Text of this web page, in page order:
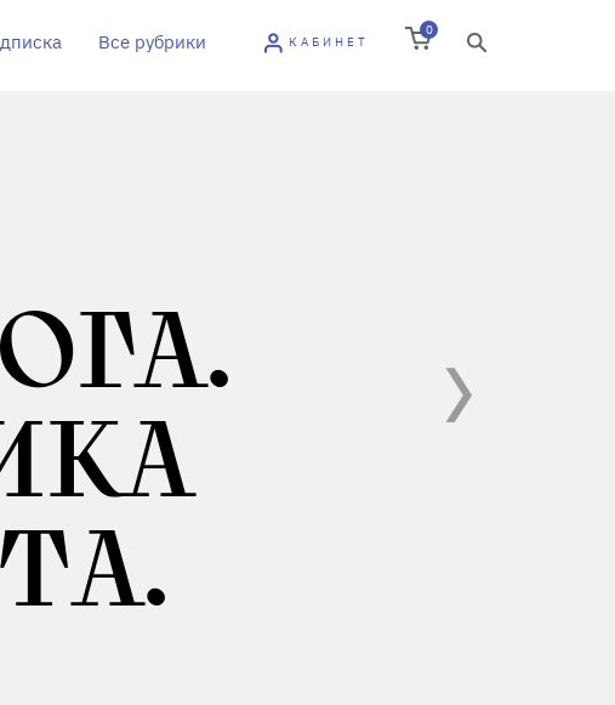
Все рубрики КАБИНЕТ
0